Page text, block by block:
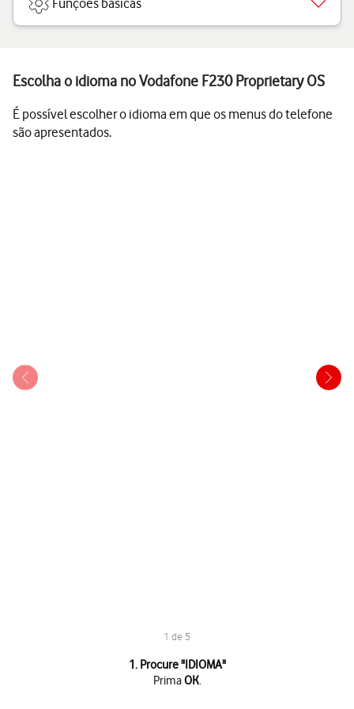
Funções básicas
Escolha o idioma no Vodafone F230 Proprietary OS
É possível escolher o idioma em que os menus do telefone
são apresentados.
1 de 5
1. Procure "IDIOMA"
PrimaOK.